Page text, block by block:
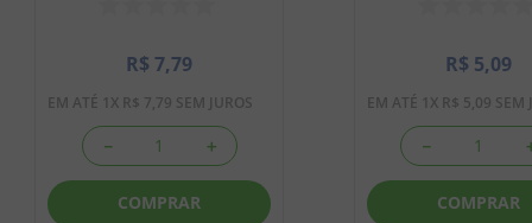
R$ 7,79
EM ATÉ 1 X R$ 7,79 SEM JUROS
＋
－
COMPRAR
R$ 5,09
EM ATÉ 1 X R$ 5,09 SEM
－
COMPRAR